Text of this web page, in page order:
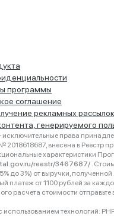
программы
соглашение
рекламных рассылок
генерируемого
права
внесена в Реестр
характеристики
reestr/3467687/ .
до 3%) от выручки,
платеж от 1100 рублей за
расчета стоимости
технологий: